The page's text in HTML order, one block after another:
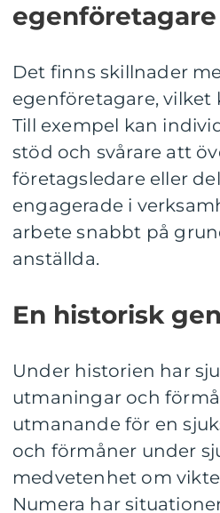
egenföretagare
Det finns skillnader
egenföretagare,
Till exempel kan
stöd och svårare att
företagsledare eller
engagerade i
arbete snabbt på
anställda.
En historisk
Under historien har
utmaningar och
utmanande för en
och förmåner under
medvetenhet om
Numera har